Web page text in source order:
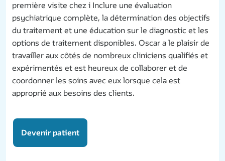
première visite chez i Inclure une évaluation
psychiatrique complète, la détermination des objectifs
du traitement et une éducation sur le diagnostic et les
options de traitement disponibles. Oscar a le plaisir de
travailler aux côtés de nombreux cliniciens qualifiés et
expérimentés et est heureux de collaborer et de
coordonner les soins avec eux lorsque cela est
approprié aux besoins des clients.
Devenir patient